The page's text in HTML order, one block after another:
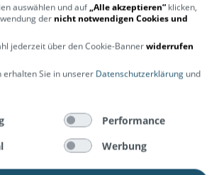
auswählen und auf„Alle akzeptieren“ klicken,
der nicht notwendigen Cookies und
jederzeit über den Cookie-Bannerwiderrufen
Sie in unserer Datenschutzerklärung und
Performance
Werbung